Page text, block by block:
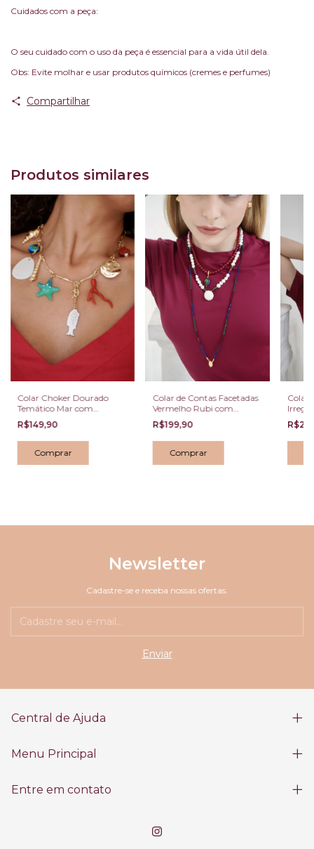
Cuidados com a peça:
O seu cuidado com o uso da peça é essencial para a vida útil dela.
Obs: Evite molhar e usar produtos químicos (cremes e perfumes)
Compartilhar
Produtos similares
Colar Choker Dourado
Temático Mar com
Charms Coloridos
R$149,90
Colar de Contas Facetadas
Vermelho Rubi com
Pingente Gota Azul e
Zircônia Verde
R$199,90
Colar
Newsletter
Cadastre-se e receba nossas ofertas.
Central de Ajuda
Menu Principal
Entre em contato